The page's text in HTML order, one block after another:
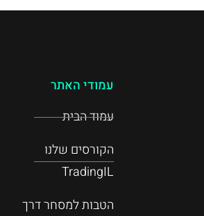
עמודי האתר
עמוד הבית
הקורסים שלנו
TradingIL
הטבות למסחר דרך